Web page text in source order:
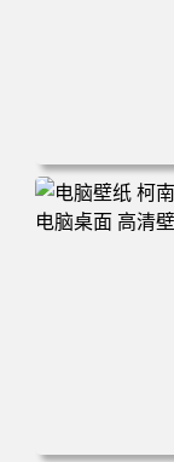
电脑壁纸 动漫
林 蓝天 4k壁纸